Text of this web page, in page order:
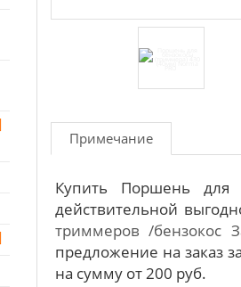
Примечание
Купить Поршень
действительной
триммеров /бензокос
предложение на заказ
на сумму от 200 руб.